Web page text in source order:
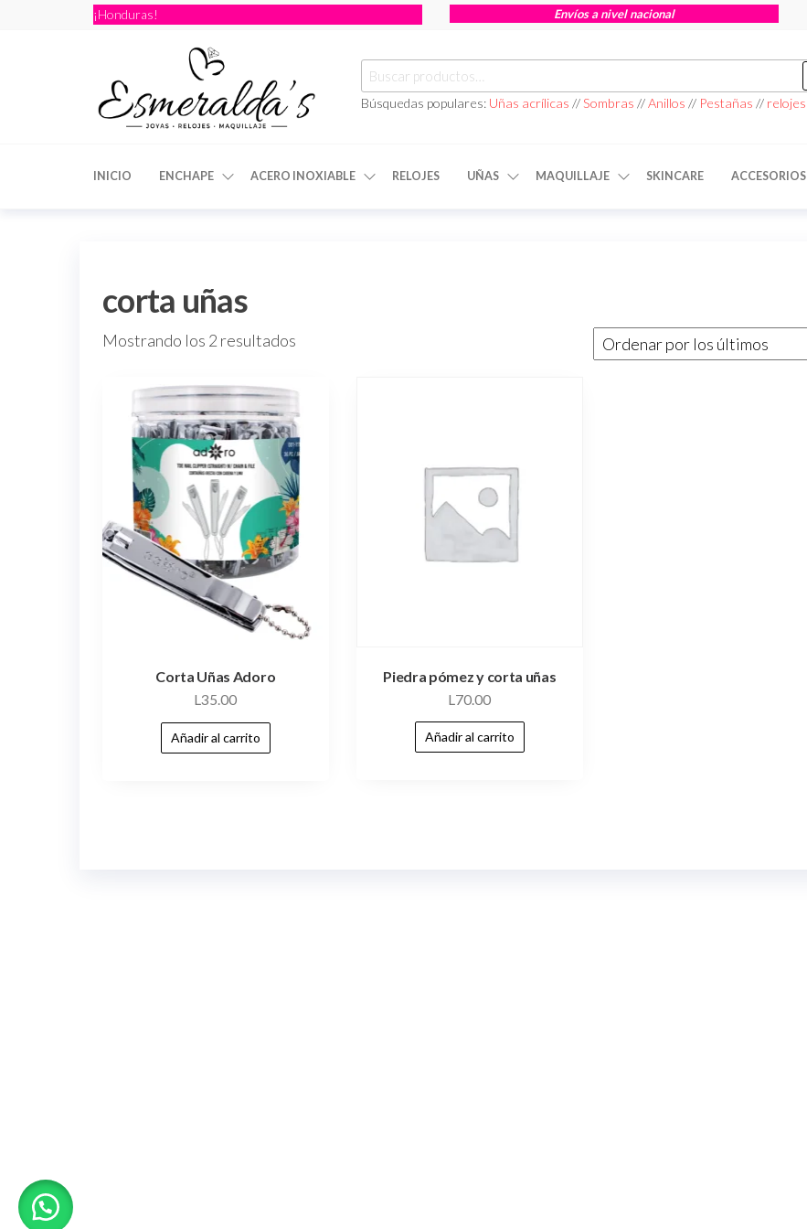
¡Honduras! Envíos a nivel nacional
Esmeraldas
Relojería
Búsquedas populares: Uñas acrílicas //Sombras //Anillos // Pestañas // relojes
INICIO ENCHAPE ACERO INOXIABLE RELOJES UÑAS MAQUILLAJE SKINCARE ACCESORIOS
corta uñas
Mostrando los 2 resultados
Corta Uñas Adoro
L35.00
Añadir al carrito
Piedra pómez y corta uñas
L70.00
Añadir al carrito